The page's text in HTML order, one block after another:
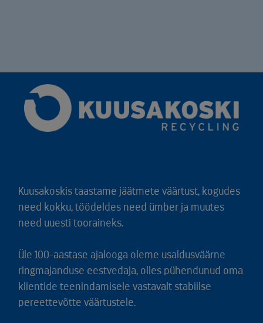
Kuusakoskis taastame jäätmete väärtust, kogudes
need kokku, töödeldes need ümber ja muutes
need uuesti tooraineks.
Üle 100-aastase ajalooga oleme usaldusväärne
ringmajanduse eestvedaja, olles pühendunud oma
klientide teenindamisele vastavalt stabiilse
pereettevõtte väärtustele.